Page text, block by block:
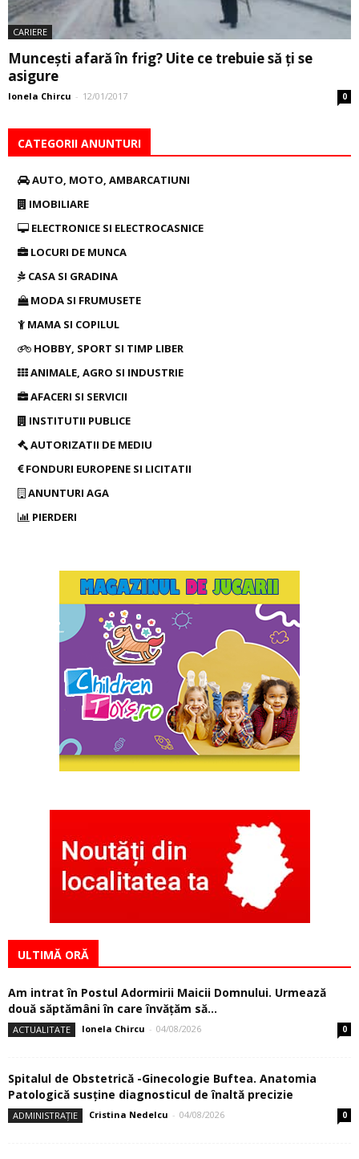
CARIERE
Munceşti afară în frig? Uite ce trebuie să ți se
asigure
Ionela Chircu - 12/01/2017 0
CATEGORII ANUNTURI
AUTO, MOTO, AMBARCATIUNI
IMOBILIARE
ELECTRONICE SI ELECTROCASNICE
LOCURI DE MUNCA
CASA SI GRADINA
MODA SI FRUMUSETE
MAMA SI COPILUL
HOBBY, SPORT SI TIMP LIBER
ANIMALE, AGRO SI INDUSTRIE
AFACERI SI SERVICII
INSTITUTII PUBLICE
AUTORIZATII DE MEDIU
FONDURI EUROPENE SI LICITATII
ANUNTURI AGA
PIERDERI
ULTIMĂ ORĂ
Am intrat în Postul Adormirii Maicii Domnului. Urmează
două săptămâni în care învăţăm să...
ACTUALITATE Ionela Chircu - 04/08/2026 0
Spitalul de Obstetrică -Ginecologie Buftea. Anatomia
Patologică susţine diagnosticul de înaltă precizie
ADMINISTRAȚIE Cristina Nedelcu - 04/08/2026 0